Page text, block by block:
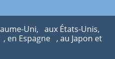
Uni, aux États-Unis,
, en Espagne , au Japon et